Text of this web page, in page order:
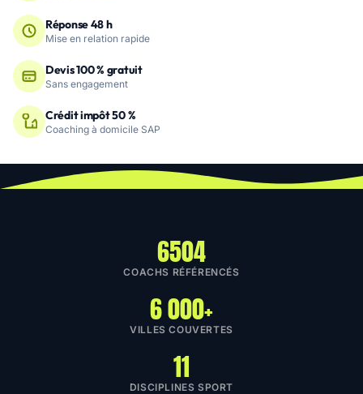
Réponse 48 h
Mise en relation rapide
Devis 100 % gratuit
Sans engagement
Crédit impôt 50 %
Coaching à domicile SAP
6504
COACHS RÉFÉRENCÉS
6 000+
VILLES COUVERTES
11
DISCIPLINES SPORT